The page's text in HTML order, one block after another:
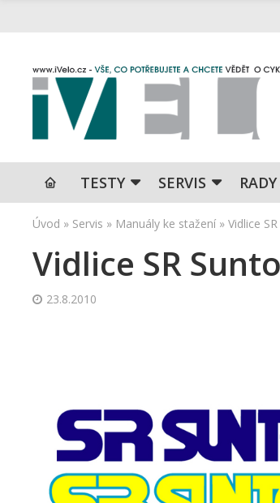
TESTY SERVIS
Úvod » Servis » Manuály ke stažení » Vidlice
Vidlice SR
23.8.2010